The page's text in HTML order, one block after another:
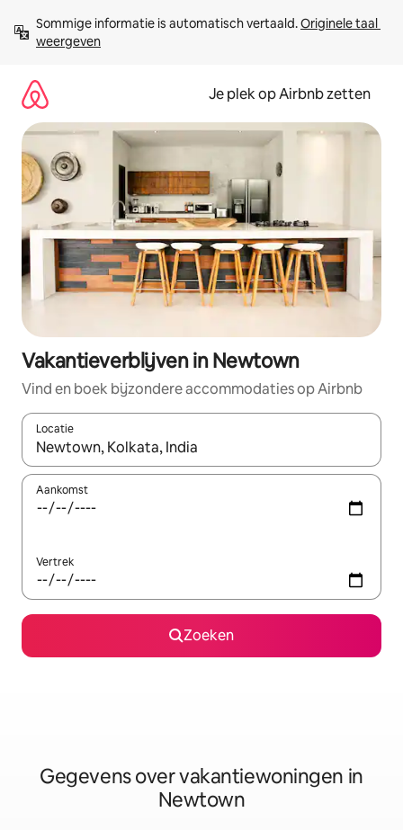
direct
naar
Sommige informatie is automatisch vertaald. Originele taal
weergeven
Je plek op Airbnb zetten
Vakantieverblijven in Newtown
Vind en boek bijzondere accommodaties op Airbnb
Locatie
Wanneer er resultaten beschikbaar zijn, maak je een keuze
Aankomst
Vertrek
Zoeken
Gegevens over vakantiewoningen in
Newtown